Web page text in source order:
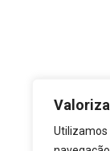
Utilizamos